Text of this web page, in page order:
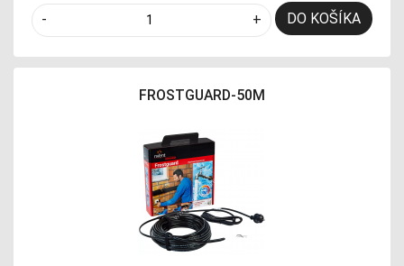
- + DO KOŠÍKA
FROSTGUARD-50M